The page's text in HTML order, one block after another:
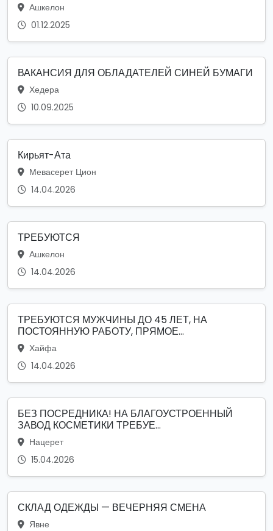
Ашкелон
01.12.2025
ВАКАНСИЯ ДЛЯ ОБЛАДАТЕЛЕЙ СИНЕЙ БУМАГИ
Хедера
10.09.2025
Кирьят-Ата
Мевасерет Цион
14.04.2026
ТРЕБУЮТСЯ
Ашкелон
14.04.2026
ТРЕБУЮТСЯ МУЖЧИНЫ ДО 45 ЛЕТ, НА
ПОСТОЯННУЮ РАБОТУ, ПРЯМОЕ...
Хайфа
14.04.2026
БЕЗ ПОСРЕДНИКА! НА БЛАГОУСТРОЕННЫЙ
ЗАВОД КОСМЕТИКИ ТРЕБУЕ...
Нацерет
15.04.2026
СКЛАД ОДЕЖДЫ — ВЕЧЕРНЯЯ СМЕНА
Явне